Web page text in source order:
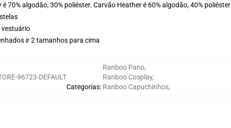
70% algodão, 30% poliéster. Carvão Heather é 60% algodão, 40% poliéster
vestuário
ir 2 tamanhos para cima
96723-DEFAULT
Categorias:
Ranboo Pano,
Ranboo Cosplay,
Ranboo Capuchinhos,